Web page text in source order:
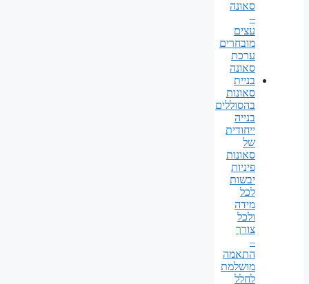
סאונה
–
עצים
מובחרים
ערכת
סאונה
בניית
סאונות
בהסוללים
בנייה
ייחודית
של
סאונות
פיניות
יבשות
לכל
מידה
ולכל
צורך
–
התאמה
מושלמת
לחלל